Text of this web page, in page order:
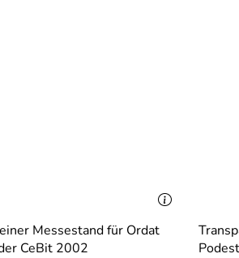
Messestand für Ordat
CeBit 2002